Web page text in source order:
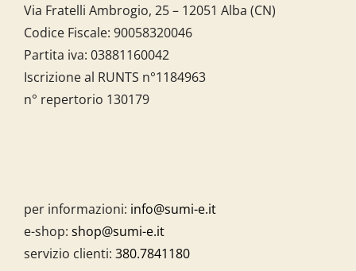
Via Fratelli Ambrogio, 25 – 12051 Alba (CN)
Codice Fiscale: 90058320046
Partita iva: 03881160042
Iscrizione al RUNTS n°1184963
n° repertorio 130179
per informazioni: info@sumi-e.it
e-shop: shop@sumi-e.it
servizio clienti: 380.7841180